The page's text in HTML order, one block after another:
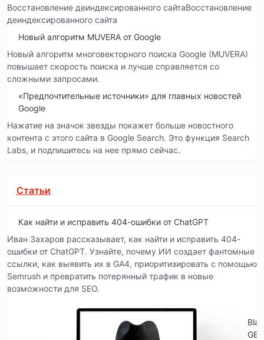
Восстановление деиндексированного сайтаВосстановление
деиндексированного сайта
Новый алгоритм MUVERA от Google
Новый алгоритм многовекторного поиска Google (MUVERA)
повышает скорость поиска и лучше справляется со
сложными запросами.
«Предпочтительные источники» для главных новостей
Google
Нажатие на значок звезды покажет больше новостного
контента с этого сайта в Google Search. Это функция Search
Labs, и подпишитесь на нее прямо сейчас.
Статьи
Как найти и исправить 404-ошибки от ChatGPT
Иван Захаров рассказывает, как найти и исправить 404-
ошибки от ChatGPT. Узнайте, почему ИИ создает фантомные
ссылки, как выявить их в GA4, приоритизировать с помощью
Semrush и превратить потерянный трафик в новые
возможности для SEO.